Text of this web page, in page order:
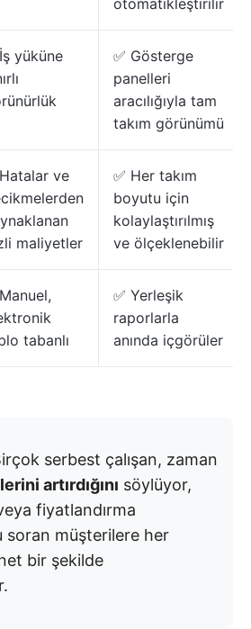
otomatikleştirilir
yüküne
✅ Gösterge
panelleri
aracılığıyla tam
takım görünümü
ve
maliyetler
✅ Her takım
boyutu için
kolaylaştırılmış
ve ölçeklenebilir
tabanlı
✅ Yerleşik
raporlarla
anında içgörüler
serbest çalışan, zaman
artırdığını söylüyor,
fiyatlandırma
soran müşterilere her
bir şekilde